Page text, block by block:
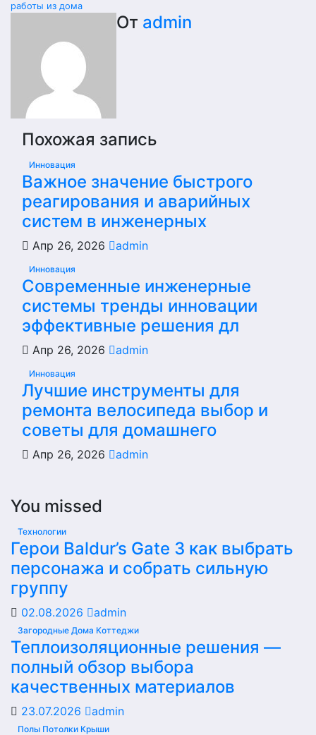
работы из дома
От admin
Похожая запись
Инновация
Важное значение быстрого
реагирования и аварийных
систем в инженерных
Апр 26, 2026 admin
Инновация
Современные инженерные
системы тренды инновации
эффективные решения дл
Апр 26, 2026 admin
Инновация
Лучшие инструменты для
ремонта велосипеда выбор и
советы для домашнего
Апр 26, 2026 admin
You missed
Технологии
Герои Baldur’s Gate 3 как выбрать
персонажа и собрать сильную
группу
02.08.2026 admin
Загородные Дома Коттеджи
Теплоизоляционные решения —
полный обзор выбора
качественных материалов
23.07.2026 admin
Полы Потолки Крыши